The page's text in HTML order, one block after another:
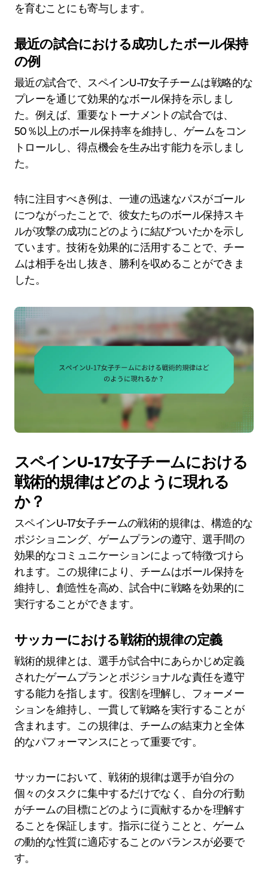
を育むことにも寄与します。
最近の試合における成功したボール保持
の例
最近の試合で、スペインU-17女子チームは戦略的な
プレーを通じて効果的なボール保持を示しまし
た。例えば、重要なトーナメントの試合では、
50％以上のボール保持率を維持し、ゲームをコン
トロールし、得点機会を生み出す能力を示しまし
た。
特に注目すべき例は、一連の迅速なパスがゴール
につながったことで、彼女たちのボール保持スキ
ルが攻撃の成功にどのように結びついたかを示し
ています。技術を効果的に活用することで、チー
ムは相手を出し抜き、勝利を収めることができま
した。
スペインU-17女子チームにおける
戦術的規律はどのように現れる
か？
スペインU-17女子チームの戦術的規律は、構造的な
ポジショニング、ゲームプランの遵守、選手間の
効果的なコミュニケーションによって特徴づけら
れます。この規律により、チームはボール保持を
維持し、創造性を高め、試合中に戦略を効果的に
実行することができます。
サッカーにおける戦術的規律の定義
戦術的規律とは、選手が試合中にあらかじめ定義
されたゲームプランとポジショナルな責任を遵守
する能力を指します。役割を理解し、フォーメー
ションを維持し、一貫して戦略を実行することが
含まれます。この規律は、チームの結束力と全体
的なパフォーマンスにとって重要です。
サッカーにおいて、戦術的規律は選手が自分の
個々のタスクに集中するだけでなく、自分の行動
がチームの目標にどのように貢献するかを理解す
ることを保証します。指示に従うことと、ゲーム
の動的な性質に適応することのバランスが必要で
す。